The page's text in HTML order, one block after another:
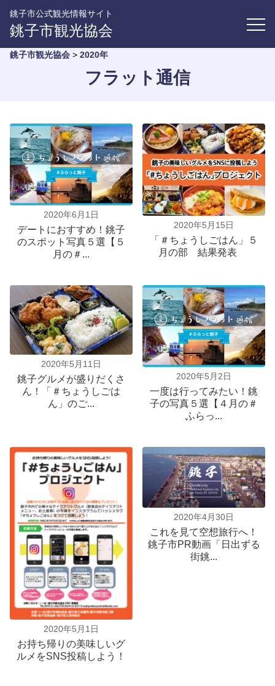
銚子市公式観光情報サイト
銚子市観光協会
銚子市観光協会 > 2020年
フラット通信
2020年6月1日
デートにおすすめ！銚子
のスポット写真５選【５
月の＃...
2020年5月15日
「＃ちょうしごはん」５
月の部 結果発表
2020年5月11日
銚子グルメが盛りだくさ
ん！「＃ちょうしごは
ん」のご...
2020年5月2日
一度は行ってみたい！銚
子の写真５選【４月の＃
ふらっ...
2020年5月1日
お持ち帰りの美味しいグ
ルメをSNS投稿しよう！
2020年4月30日
これを見て空想旅行へ！
銚子市PR動画「日出ずる
街銚...